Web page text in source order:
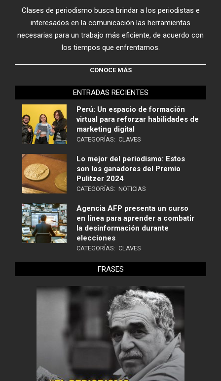
Clases de periodismo busca brindar a los periodistas e
interesados en la comunicación las herramientas
necesarias para un trabajo más eficiente, de acuerdo con
los tiempos que enfrentamos.
CONOCE MÁS
ENTRADAS RECIENTES
Perú: Un espacio de formación
virtual para reforzar habilidades de
marketing digital
CATEGORÍAS: CLAVES
Lo mejor del periodismo: Estos
son los ganadores del Premio
Pulitzer 2024
CATEGORÍAS: NOTICIAS
Agencia AFP presenta un curso
en línea para aprender a combatir
la desinformación durante
elecciones
CATEGORÍAS: CLAVES
FRASES